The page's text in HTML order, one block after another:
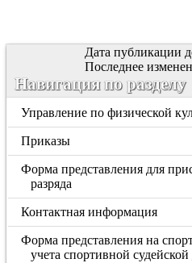
Дата публикации
Последнее
Навигация по разделу
Управление по физической
Приказы
Форма представления для
разряда
Контактная информация
Форма представления на
учета спортивной судейской